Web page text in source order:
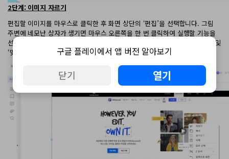
2단계: 이미지 자르기
편집할 이미지를 마우스로 클릭한 후 화면 상단의 ‘편집’을 선택합니다. 그림
주변에 네모난 상자가 생기면 마우스 오른쪽을 한 번 클릭하여 실행할 기능을
선택합니다. 원더쉐어 PDF엘리먼트에서는 ‘회전’, ‘자르기’, ‘뒤집기’, ‘복사’ 및
‘맞춤’ 등의 기능을 제공하기에 사용자의 필요에 따라 선택하시면 됩니다.
구글 플레이에서 앱 버전 알아보기
닫기 열기